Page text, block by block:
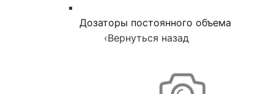
Дозаторы постоянного объема
‹Вернуться назад